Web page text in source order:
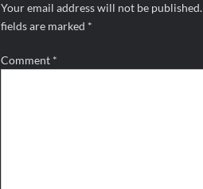
Your email address will not be published.
fields are marked *
Comment *